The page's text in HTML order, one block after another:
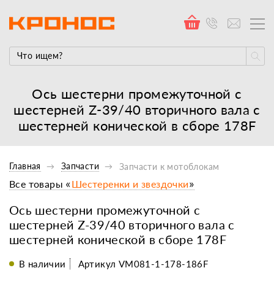
Ось шестерни промежуточной с
шестерней Z-39/40 вторичного вала c
шестерней конической в сборе 178F
Главная Запчасти Запчасти к мотоблокам
Ось шестерни промежуточной с
шестерней Z-39/40 вторичного вала c
шестерней конической в сборе 178F
Все товары «Шестеренки и звездочки»
В наличии Артикул VM081-1-178-186F